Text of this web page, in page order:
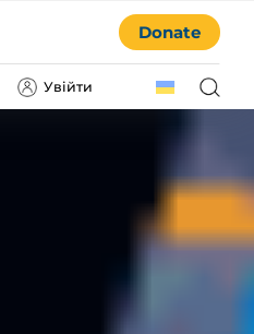
Увійти
Donate